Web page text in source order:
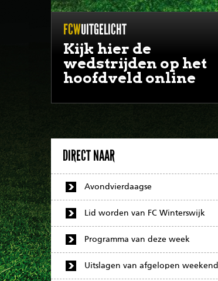
FCWUITGELICHT
Kijk hier de
wedstrijden op het
hoofdveld online
DIRECT NAAR
Avondvierdaagse
Lid worden van FC Winterswijk
Programma van deze week
Uitslagen van afgelopen weekend